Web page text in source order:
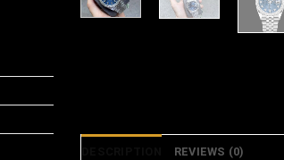
REVIEWS (0)